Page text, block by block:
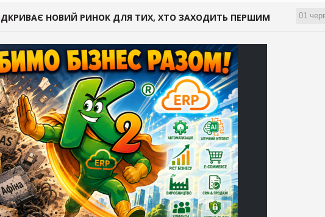
01
НОВИЙ РИНОК ДЛЯ ТИХ, ХТО ЗАХОДИТЬ ПЕРШИМ